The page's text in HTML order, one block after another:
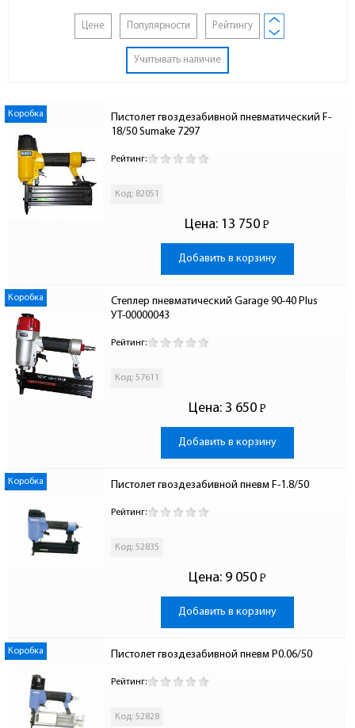
Цене Популярности Рейтингу
Учитывать наличие
Коробка
Пистолет гвоздезабивной пневматический F-
18/50 Sumake 7297
Рейтинг:
Код: 82051
Цена: 13 750 Р
-
Добавить в корзину
Коробка
Степлер пневматический Garage 90-40 Plus
УТ-00000043
Рейтинг:
Код: 57611
Цена: 3 650 Р
-
Добавить в корзину
Коробка Пистолет гвоздезабивной пневм F-1.8/50
Рейтинг:
Код: 52835
Цена: 9 050 Р
-
Добавить в корзину
Коробка Пистолет гвоздезабивной пневм P0.06/50
Рейтинг:
Код: 52828